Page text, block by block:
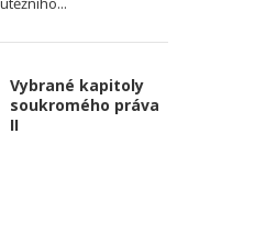
Vybrané kapitoly
soukromého práva
II